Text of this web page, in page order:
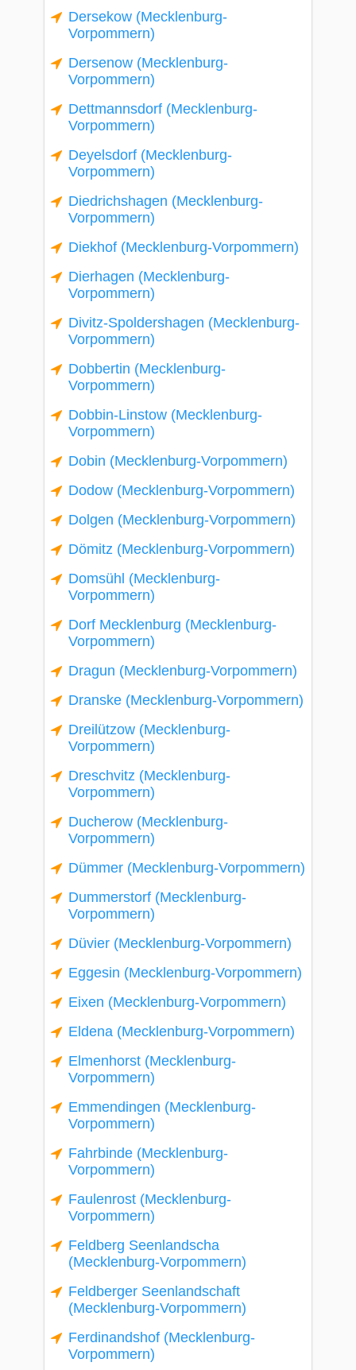
Dersekow (Mecklenburg-
Vorpommern)
Dersenow (Mecklenburg-
Vorpommern)
Dettmannsdorf (Mecklenburg-
Vorpommern)
Deyelsdorf (Mecklenburg-
Vorpommern)
Diedrichshagen (Mecklenburg-
Vorpommern)
Diekhof (Mecklenburg-Vorpommern)
Dierhagen (Mecklenburg-
Vorpommern)
Divitz-Spoldershagen (Mecklenburg-
Vorpommern)
Dobbertin (Mecklenburg-
Vorpommern)
Dobbin-Linstow (Mecklenburg-
Vorpommern)
Dobin (Mecklenburg-Vorpommern)
Dodow (Mecklenburg-Vorpommern)
Dolgen (Mecklenburg-Vorpommern)
Dömitz (Mecklenburg-Vorpommern)
Domsühl (Mecklenburg-
Vorpommern)
Dorf Mecklenburg (Mecklenburg-
Vorpommern)
Dragun (Mecklenburg-Vorpommern)
Dranske (Mecklenburg-Vorpommern)
Dreilützow (Mecklenburg-
Vorpommern)
Dreschvitz (Mecklenburg-
Vorpommern)
Ducherow (Mecklenburg-
Vorpommern)
Dümmer (Mecklenburg-Vorpommern)
Dummerstorf (Mecklenburg-
Vorpommern)
Düvier (Mecklenburg-Vorpommern)
Eggesin (Mecklenburg-Vorpommern)
Eixen (Mecklenburg-Vorpommern)
Eldena (Mecklenburg-Vorpommern)
Elmenhorst (Mecklenburg-
Vorpommern)
Emmendingen (Mecklenburg-
Vorpommern)
Fahrbinde (Mecklenburg-
Vorpommern)
Faulenrost (Mecklenburg-
Vorpommern)
Feldberg Seenlandscha
(Mecklenburg-Vorpommern)
Feldberger Seenlandschaft
(Mecklenburg-Vorpommern)
Ferdinandshof (Mecklenburg-
Vorpommern)